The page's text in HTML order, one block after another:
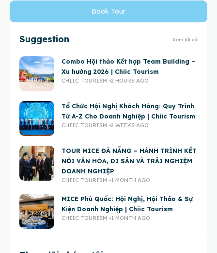
Book Tour
Suggestion Xem tất cả
Combo Hội thảo Kết hợp Team Building –
Xu hướng 2026 | Chiic Tourism
CHIIC TOURISM 2 HOURS AGO
Tổ Chức Hội Nghị Khách Hàng: Quy Trình
Từ A-Z Cho Doanh Nghiệp | Chiic Tourism
CHIIC TOURISM 2 WEEKS AGO
TOUR MICE ĐÀ NẴNG – HÀNH TRÌNH KẾT
NỐI VĂN HÓA, DI SẢN VÀ TRẢI NGHIỆM
DOANH NGHIỆP
CHIIC TOURISM 1 MONTH AGO
MICE Phú Quốc: Hội Nghị, Hội Thảo & Sự
Kiện Doanh Nghiệp | Chiic Tourism
CHIIC TOURISM 1 MONTH AGO